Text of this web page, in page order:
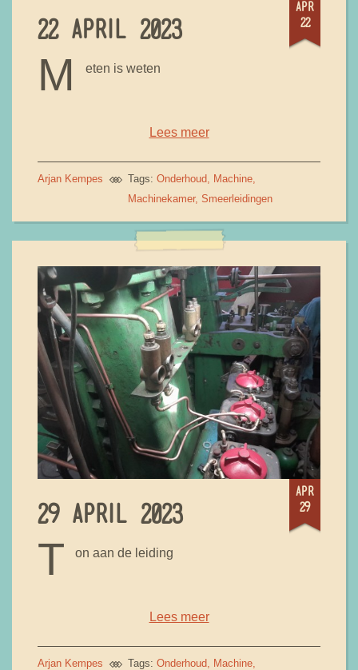
apr
22
22 APRIL 2023
M eten is weten
Lees meer
Arjan Kempes Tags: Onderhoud
Machine
Machinekamer Smeerleidingen
apr
29
29 APRIL 2023
T on aan de leiding
Lees meer
Arjan Kempes Tags: Onderhoud
Machine